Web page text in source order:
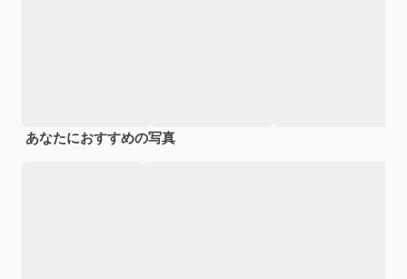
あなたにおすすめの写真